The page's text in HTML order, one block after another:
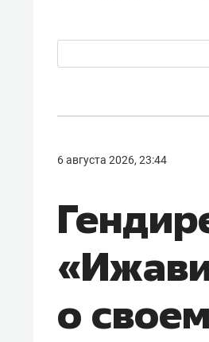
6 августа 2026, 23:44
о